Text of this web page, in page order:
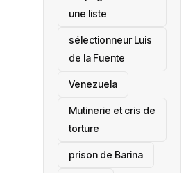
une liste
sélectionneur Luis
de la Fuente
‎Venezuela
Mutinerie et cris de
torture
prison de Barina